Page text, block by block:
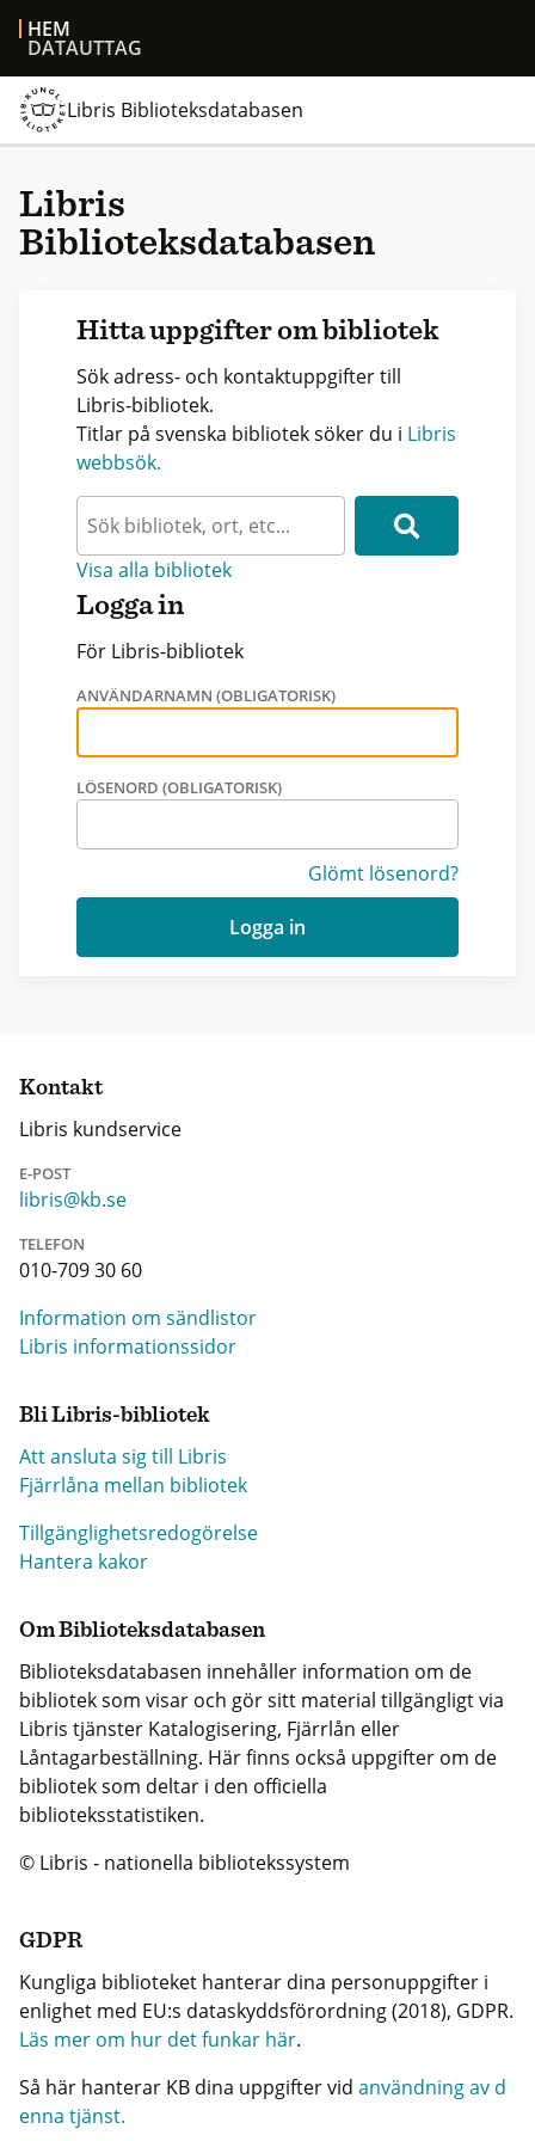
HEM
DATAUTTAG
Libris Biblioteksdatabasen
Libris
Biblioteksdatabasen
Hitta uppgifter om bibliotek
Sök adress- och kontaktuppgifter till
Libris-bibliotek.
Titlar på svenska bibliotek söker du i Libris
webbsök.
Visa alla bibliotek
Logga in
För Libris-bibliotek
ANVÄNDARNAMN (OBLIGATORISK)
LÖSENORD (OBLIGATORISK)
Glömt lösenord?
Logga in
Kontakt
Libris kundservice
E-POST
libris@kb.se
TELEFON
010-709 30 60
Information om sändlistor
Libris informationssidor
Bli Libris-bibliotek
Att ansluta sig till Libris
Fjärrlåna mellan bibliotek
Tillgänglighetsredogörelse
Hantera kakor
Om Biblioteksdatabasen
Biblioteksdatabasen innehåller information om de
bibliotek som visar och gör sitt material tillgängligt via
Libris tjänster Katalogisering, Fjärrlån eller
Låntagarbeställning. Här finns också uppgifter om de
bibliotek som deltar i den officiella
biblioteksstatistiken.
© Libris - nationella bibliotekssystem
GDPR
Kungliga biblioteket hanterar dina personuppgifter i
enlighet med EU:s dataskyddsförordning (2018), GDPR.
Läs mer om hur det funkar här.
Så här hanterar KB dina uppgifter vid användning av d
enna tjänst.